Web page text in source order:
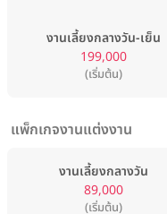
งานเลี้ยงกลางวัน-เย็น
199,000
(เริ่มต้น)
แพ็กเกจงานแต่งงาน
งานเลี้ยงกลางวัน
89,000
(เริ่มต้น)